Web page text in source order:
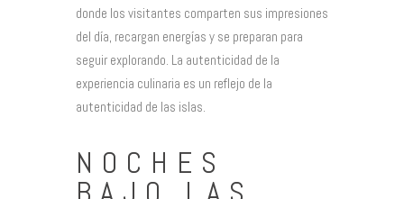
donde los visitantes comparten sus impresiones
del día, recargan energías y se preparan para
seguir explorando. La autenticidad de la
experiencia culinaria es un reflejo de la
autenticidad de las islas.
NOCHES